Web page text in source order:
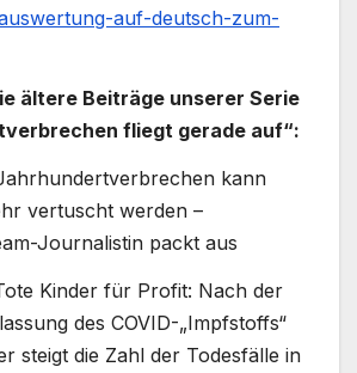
auf-deutsch-zum-
ältere Beiträge unserer Serie
fliegt gerade auf“:
kann
vertuscht werden –
Journalistin packt aus
Kinder für Profit: Nach der
des COVID-„Impfstoffs“
steigt die Zahl der Todesfälle in